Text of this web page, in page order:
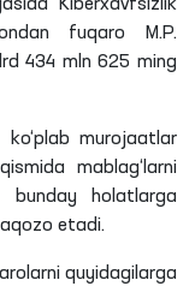
Kiberxavfsizlik
fuqaro M.P.
434 mln 625 ming
ko‘plab murojaatlar
mablag‘larni
bunday holatlarga
etadi.
quyidagilarga